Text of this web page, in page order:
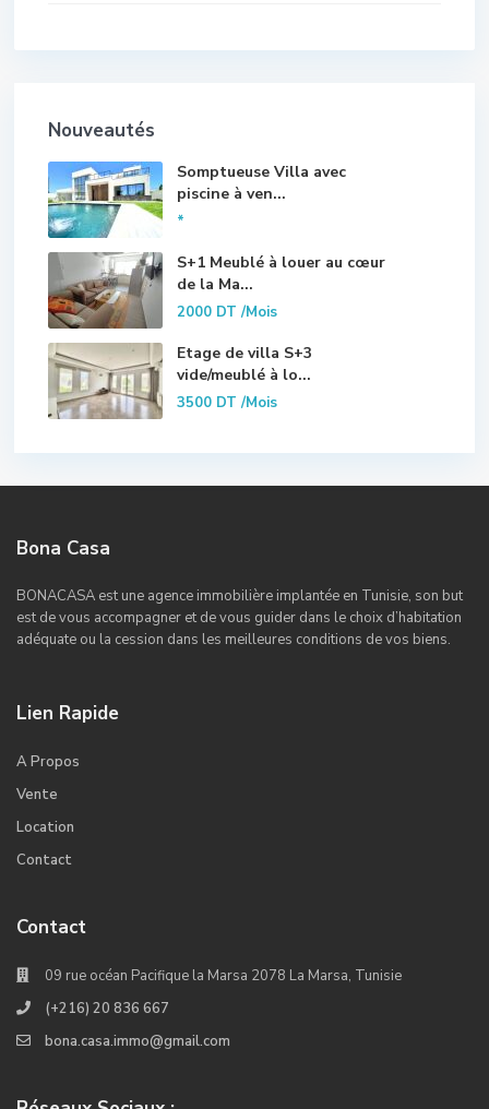
Nouveautés
Somptueuse Villa avec
piscine à ven...
*
S+1 Meublé à louer au cœur
de la Ma...
2000 DT/Mois
Etage de villa S+3
vide/meublé à lo...
3500 DT/Mois
Bona Casa
BONACASA est une agence immobilière implantée en Tunisie, son but
est de vous accompagner et de vous guider dans le choix d’habitation
adéquate ou la cession dans les meilleures conditions de vos biens.
Lien Rapide
A Propos
Vente
Location
Contact
Contact
09 rue océan Pacifique la Marsa 2078 La Marsa, Tunisie
(+216) 20 836 667
bona.casa.immo@gmail.com